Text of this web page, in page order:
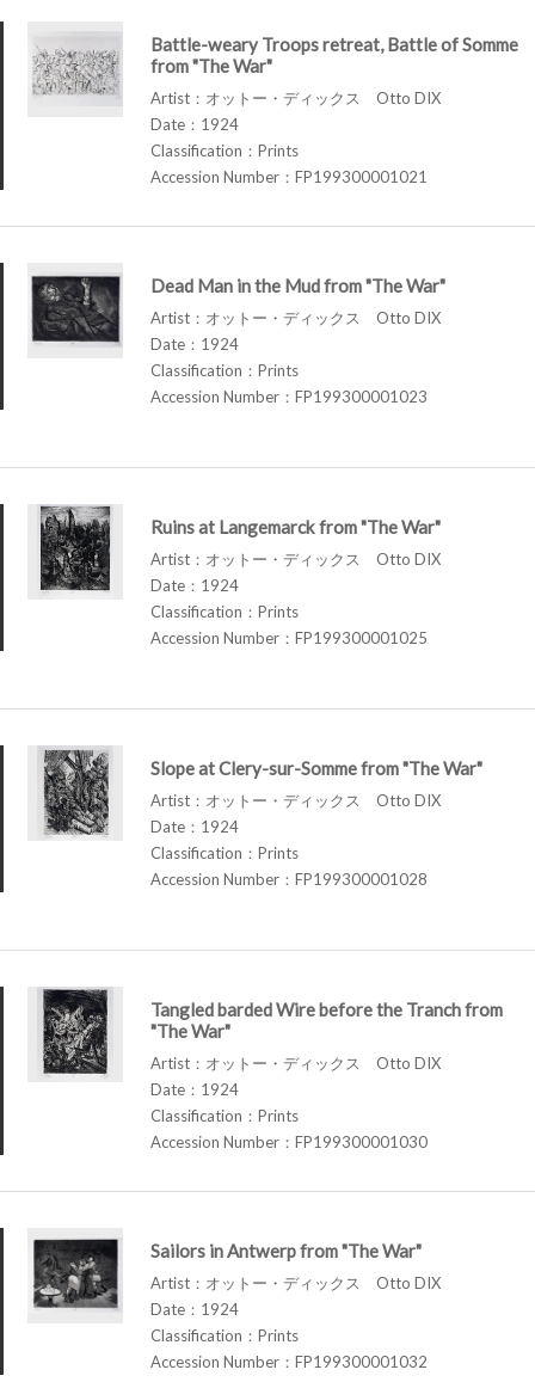
Battle-weary Troops retreat, Battle of Somme
from "The War"
Artist：オットー・ディックス Otto DIX
Date：1924
Classification：Prints
Accession Number：FP199300001021
Dead Man in the Mud from "The War"
Artist：オットー・ディックス Otto DIX
Date：1924
Classification：Prints
Accession Number：FP199300001023
Ruins at Langemarck from "The War"
Artist：オットー・ディックス Otto DIX
Date：1924
Classification：Prints
Accession Number：FP199300001025
Slope at Clery-sur-Somme from "The War"
Artist：オットー・ディックス Otto DIX
Date：1924
Classification：Prints
Accession Number：FP199300001028
Tangled barded Wire before the Tranch from
"The War"
Artist：オットー・ディックス Otto DIX
Date：1924
Classification：Prints
Accession Number：FP199300001030
Sailors in Antwerp from "The War"
Artist：オットー・ディックス Otto DIX
Date：1924
Classification：Prints
Accession Number：FP199300001032